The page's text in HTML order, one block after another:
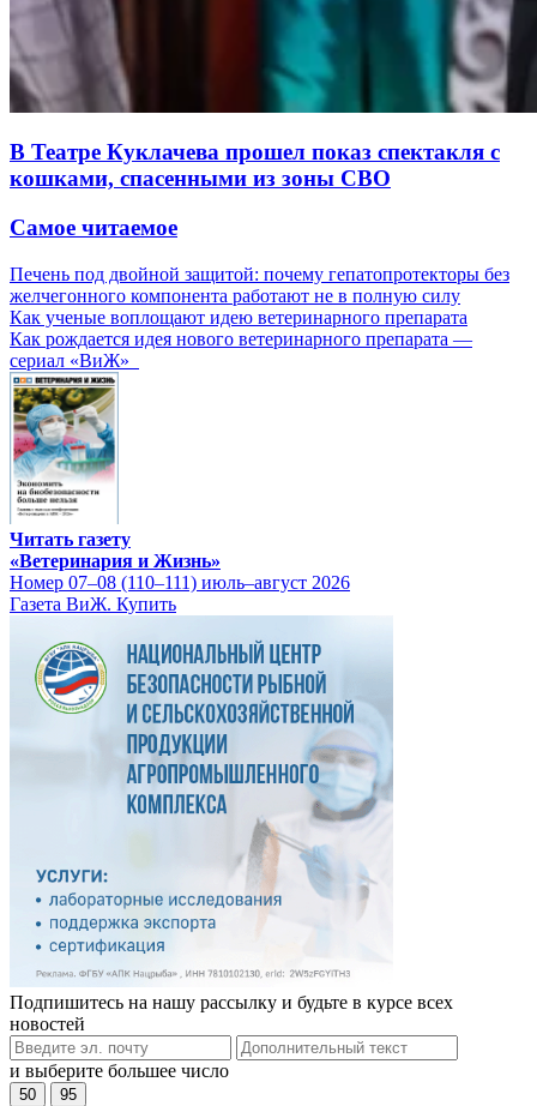
В Театре Куклачева прошел показ спектакля с
кошками, спасенными из зоны СВО
Самое читаемое
Печень под двойной защитой: почему гепатопротекторы без
желчегонного компонента работают не в полную силу
Как ученые воплощают идею ветеринарного препарата
Как рождается идея нового ветеринарного препарата —
сериал «ВиЖ»
Читать газету
«Ветеринария и Жизнь»
Номер 07–08 (110–111) июль–август 2026
Газета ВиЖ. Купить
Подпишитесь на нашу рассылку и будьте в курсе всех
новостей
и выберите большее число
50 95